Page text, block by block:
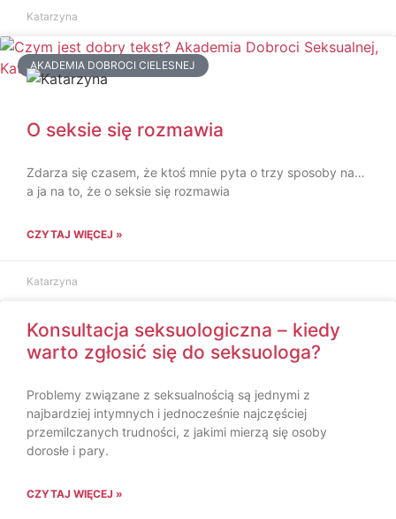
Katarzyna
AKADEMIA DOBROCI CIELESNEJ
O seksie się rozmawia
Zdarza się czasem, że ktoś mnie pyta o trzy sposoby na…
a ja na to, że o seksie się rozmawia
CZYTAJ WIĘCEJ »
Katarzyna
Konsultacja seksuologiczna – kiedy
warto zgłosić się do seksuologa?
Problemy związane z seksualnością są jednymi z
najbardziej intymnych i jednocześnie najczęściej
przemilczanych trudności, z jakimi mierzą się osoby
dorosłe i pary.
CZYTAJ WIĘCEJ »